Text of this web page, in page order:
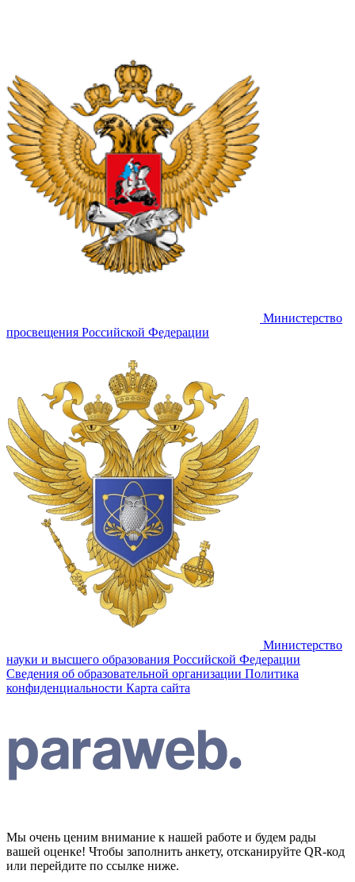
Министерство
просвещения Российской Федерации
Министерство
науки и высшего образования Российской Федерации
Сведения об образовательной организации Политика
конфиденциальности Карта сайта
Мы очень ценим внимание к нашей работе и будем рады
вашей оценке! Чтобы заполнить анкету, отсканируйте QR-код
или перейдите по ссылке ниже.